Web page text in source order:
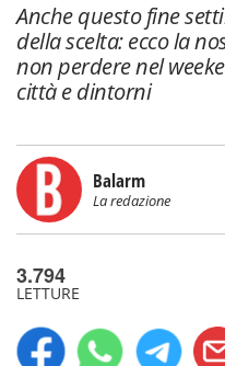
Anche questo fine
della scelta: ecco la
non perdere nel
città e dintorni
Balarm
La redazione
3.794
LETTURE